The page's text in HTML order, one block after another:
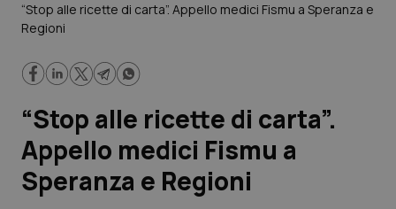
Governo e Parlamento
Regioni e Asl
Lavoro e Professioni
Scienza e Farmaci
Studi e Analisi
“Stop alle ricette di carta”. Appello medici Fismu a Speranza e
Regioni
“Stop alle ricette di carta”.
Appello medici Fismu a
Speranza e Regioni